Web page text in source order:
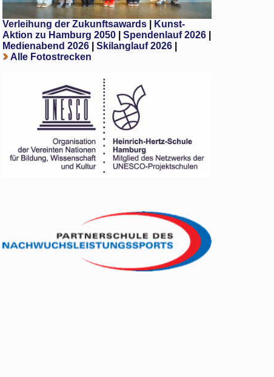
Verleihung der Zukunftsawards|
Kunst-
Aktion zu Hamburg 2050
Spendenlauf 2026|
Medienabend 2026| Skilanglauf 2026|
Alle Fotostrecken